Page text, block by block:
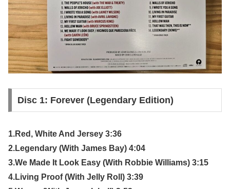
Disc 1: Forever (Legendary Edition)
1.Red, White And Jersey 3:36
2.Legendary (With James Bay) 4:04
3.We Made It Look Easy (With Robbie Williams) 3:15
4.Living Proof (With Jelly Roll) 3:39